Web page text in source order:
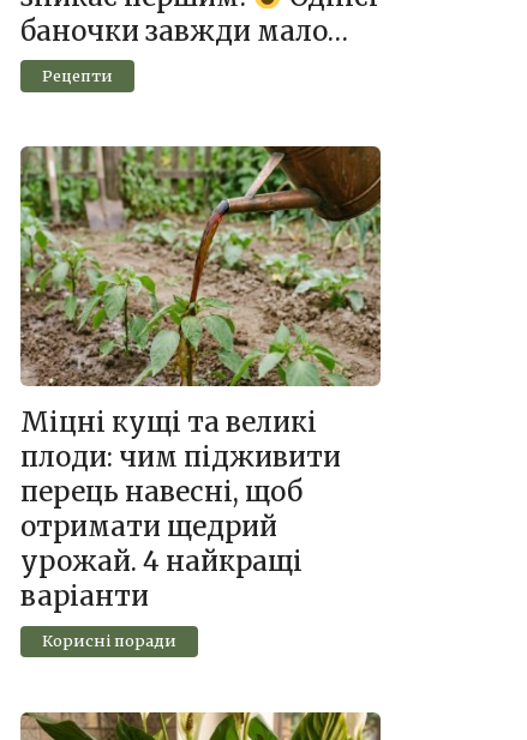
баночки завжди мало…
Рецепти
Міцні кущі та великі
плоди: чим підживити
перець навесні, щоб
отримати щедрий
урожай. 4 найкращі
варіанти
Корисні поради